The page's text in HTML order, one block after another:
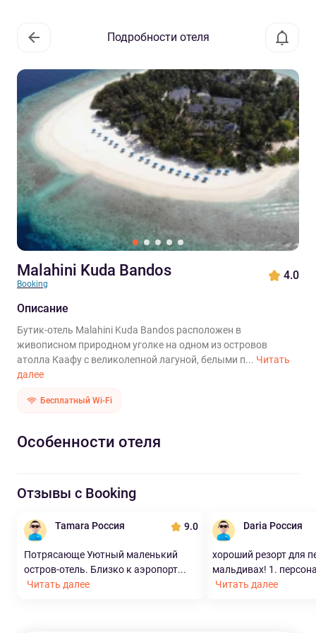
Подробности отеля
Malahini Kuda Bandos
Booking
4.0
Описание
Бутик-отель Malahini Kuda Bandos расположен в
живописном природном уголке на одном из островов
атолла Каафу с великолепной лагуной, белыми п... Читать
далее
Бесплатный Wi-Fi
Особенности отеля
Отзывы с Booking
Tamara Россия 9.0
Потрясающе Уютный маленький
остров-отель. Близко к аэропорт...
Читать далее
Daria Россия
хороший резорт для
мальдивах! 1.
Читать далее